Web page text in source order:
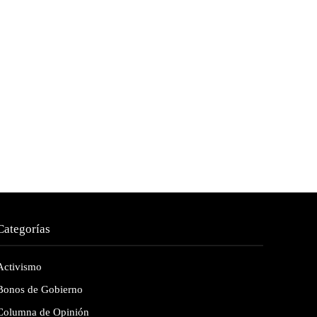
de Gobierno
de Opinión